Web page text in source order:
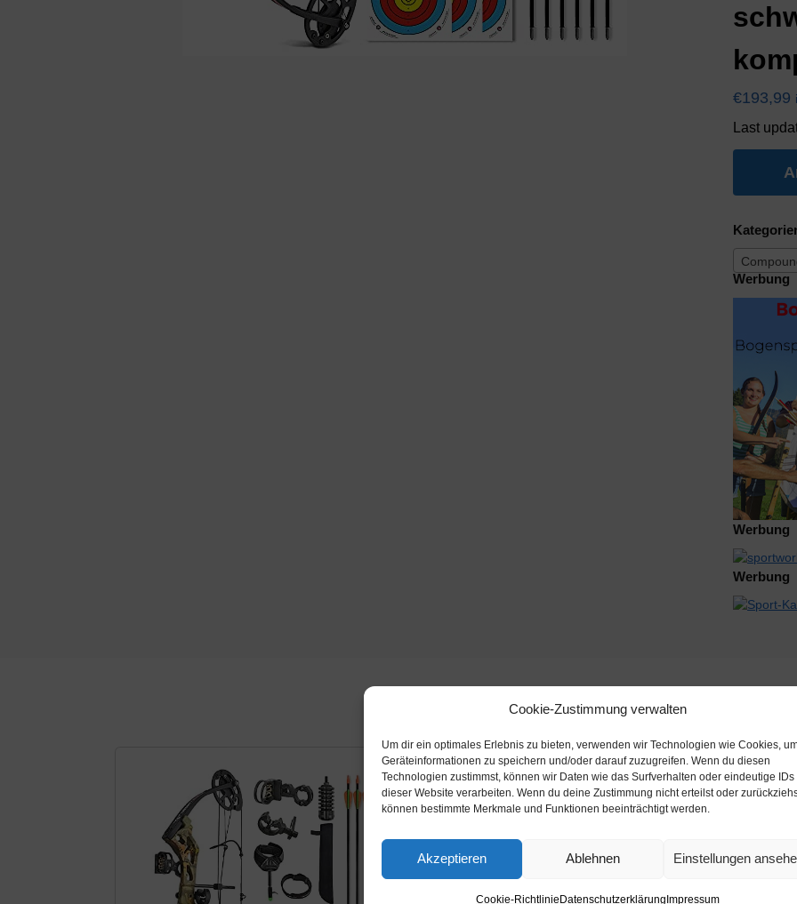
Cookie-Zustimmung verwalten
Um dir ein optimales Erlebnis zu bieten, verwenden wir Technologien wie Cookies,
Geräteinformationen zu speichern und/oder darauf zuzugreifen. Wenn du diesen
Technologien zustimmst, können wir Daten wie das Surfverhalten oder eindeutige IDs
dieser Website verarbeiten. Wenn du deine Zustimmung nicht erteilst oder
können bestimmte Merkmale und Funktionen beeinträchtigt werden.
Akzeptieren Ablehnen Einstellungen
Cookie-RichtlinieDatenschutzerklärungImpressum
€193,99
Last
Werbung
Werbung
Werbung